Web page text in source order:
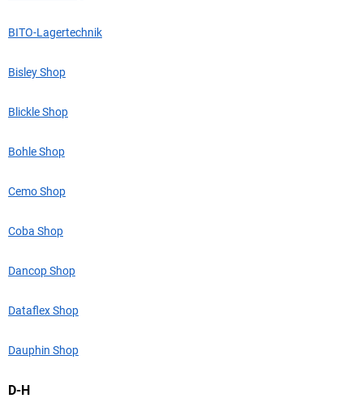
BITO-Lagertechnik
Bisley Shop
Blickle Shop
Bohle Shop
Cemo Shop
Coba Shop
Dancop Shop
Dataflex Shop
Dauphin Shop
D-H